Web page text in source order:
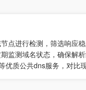
点进行检测，筛选响应
监测域名状态，确保解
优质公共dns服务，对比